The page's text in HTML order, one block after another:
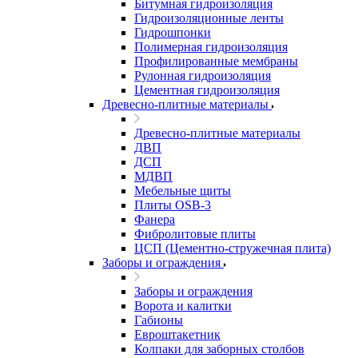
Битумная гидроизоляция
Гидроизоляционные ленты
Гидрошпонки
Полимерная гидроизоляция
Профилированные мембраны
Рулонная гидроизоляция
Цементная гидроизоляция
Древесно-плитные материалы
Древесно-плитные материалы
ДВП
ДСП
МДВП
Мебельные щиты
Плиты OSB-3
Фанера
Фибролитовые плиты
ЦСП (Цементно-стружечная плита)
Заборы и ограждения
Заборы и ограждения
Ворота и калитки
Габионы
Евроштакетник
Колпаки для заборных столбов